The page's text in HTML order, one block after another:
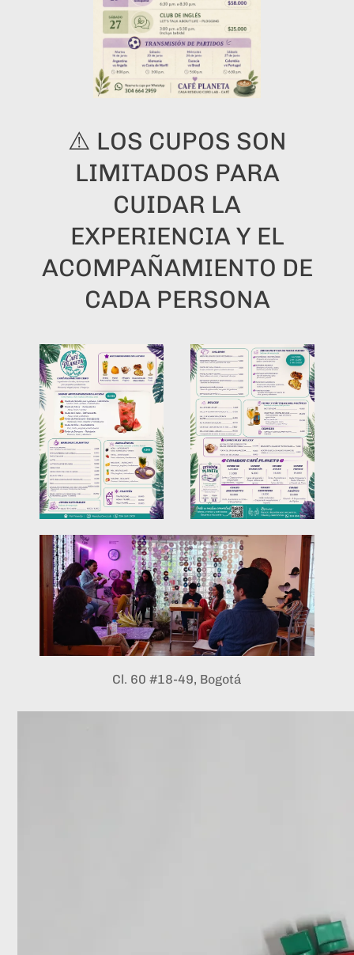
⚠️ LOS CUPOS SON
LIMITADOS PARA
CUIDAR LA
EXPERIENCIA Y EL
ACOMPAÑAMIENTO DE
CADA PERSONA
Cl. 60 #18-49, Bogotá